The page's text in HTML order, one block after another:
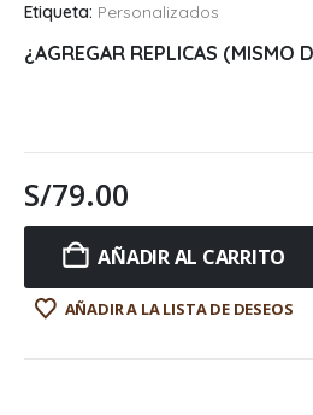
Etiqueta: Personalizados
¿AGREGAR REPLICAS (MISMO
S/79.00
AÑADIR AL CARRITO
AÑADIR A LA LISTA DE DESEOS